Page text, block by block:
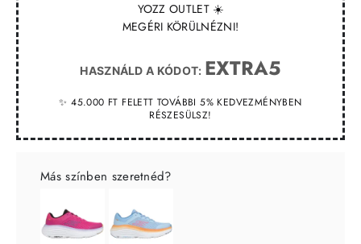
YOZZ OUTLET ☀️
MEGÉRI KÖRÜLNÉZNI!
HASZNÁLD A KÓDOT: EXTRA5
✨ 45.000 FT FELETT TOVÁBBI 5% KEDVEZMÉNYBEN
RÉSZESÜLSZ!
Más színben szeretnéd?